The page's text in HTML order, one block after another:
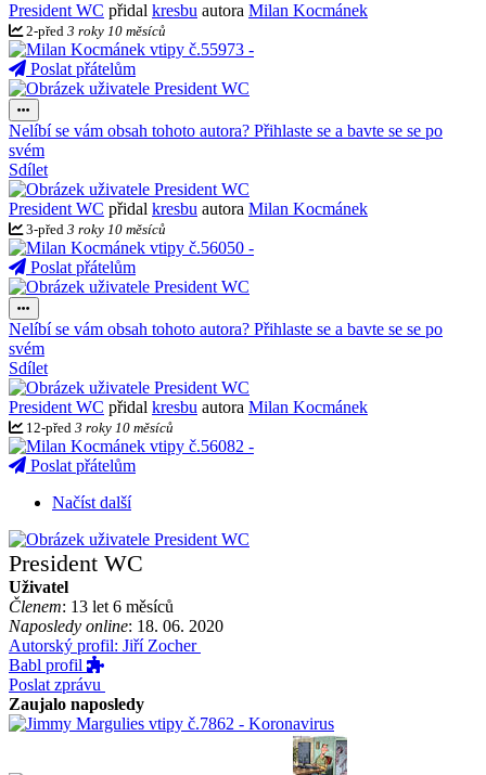
President WC přidal kresbu autora Milan Kocmánek
2-před 3 roky 10 měsíců
Poslat přátelům
Nelíbí se vám obsah tohoto autora? Přihlaste se a bavte se se po
svém
Sdílet
President WC přidal kresbu autora Milan Kocmánek
3-před 3 roky 10 měsíců
Poslat přátelům
Nelíbí se vám obsah tohoto autora? Přihlaste se a bavte se se po
svém
Sdílet
President WC přidal kresbu autora Milan Kocmánek
12-před 3 roky 10 měsíců
Poslat přátelům
Načíst další
President WC
Uživatel
Členem: 13 let 6 měsíců
Naposledy online: 18. 06. 2020
Autorský profil: Jiří Zocher
Babl profil
Poslat zprávu
Zaujalo naposledy